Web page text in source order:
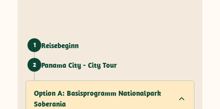
1 Reisebeginn
2 Panama City - City Tour
Option A: Basisprogramm Nationalpark
Soberania